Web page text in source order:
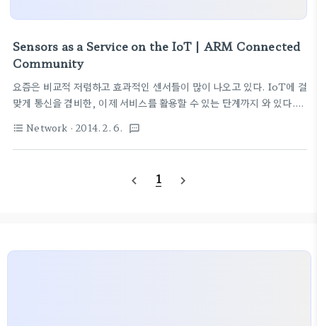
Sensors as a Service on the IoT | ARM Connected
Community
요즘은 비교적 저렴하고 효과적인 센서들이 많이 나오고 있다. IoT에 걸
맞게 통신을 겸비한, 이제 서비스를 활용할 수 있는 단계까지 와 있다.
a Service on the Internet of Things WP.pdf (315.6 K)View
Download 그 중 통신을 위한 기술들 소개부분에서 발췌..센서노드이
CoAP, MQTT, 그리고 새로 보이는 Ponte 등의 프로토콜에 대한 간
format_list_bulleted Network · 2014. 2. 6. textsms
navigate_before 1 navigate_next